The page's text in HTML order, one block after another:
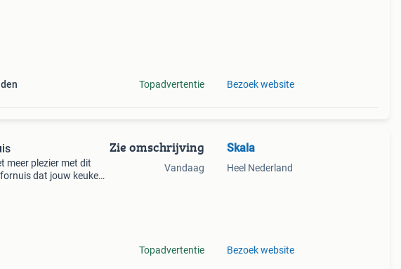
Topadvertentie Bezoek website
meer plezier met dit
dat jouw keuken
Zie omschrijving
Vandaag
Topadvertentie
Skala
Heel Nederland
Bezoek website